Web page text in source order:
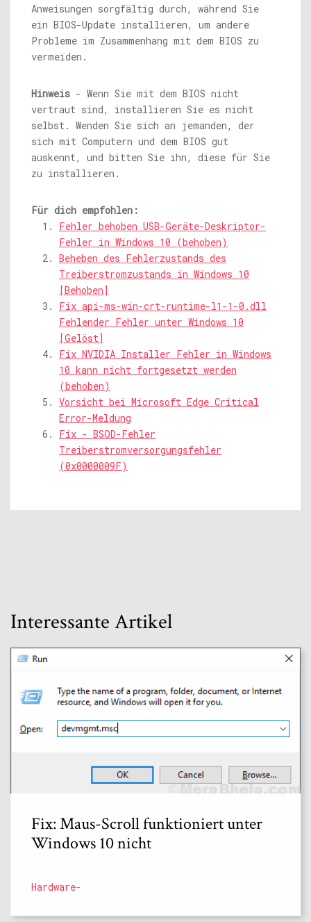
Anweisungen sorgfältig durch, während Sie
ein BIOS-Update installieren, um andere
Probleme im Zusammenhang mit dem BIOS zu
vermeiden.
Hinweis - Wenn Sie mit dem BIOS nicht
vertraut sind, installieren Sie es nicht
selbst. Wenden Sie sich an jemanden, der
sich mit Computern und dem BIOS gut
auskennt, und bitten Sie ihn, diese für Sie
zu installieren.
Für dich empfohlen:
Fehler behoben USB-Geräte-Deskriptor-
Fehler in Windows 10 (behoben)
Beheben des Fehlerzustands des
Treiberstromzustands in Windows 10
[Behoben]
Fix api-ms-win-crt-runtime-l1-1-0.dll
Fehlender Fehler unter Windows 10
[Gelöst]
Fix NVIDIA Installer Fehler in Windows
10 kann nicht fortgesetzt werden
(behoben)
Vorsicht bei Microsoft Edge Critical
Error-Meldung
Fix - BSOD-Fehler
Treiberstromversorgungsfehler
(0x0000009F)
Interessante Artikel
Fix: Maus-Scroll funktioniert unter
Windows 10 nicht
Hardware-